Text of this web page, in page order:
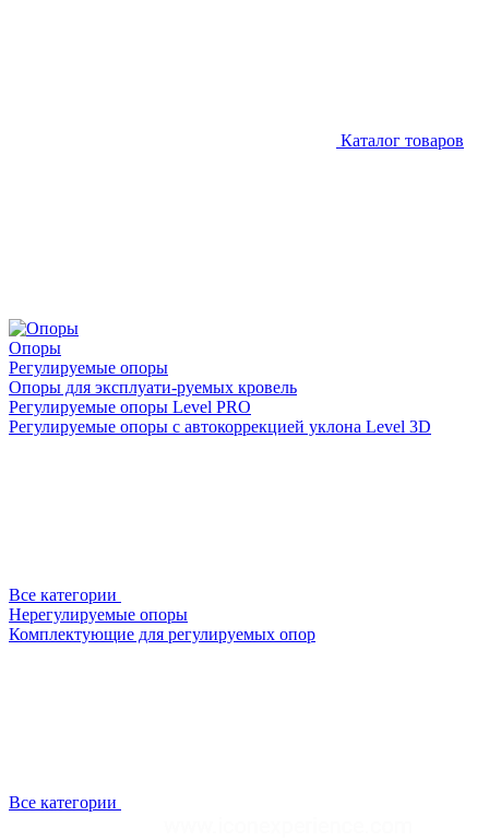
Каталог товаров
Опоры
Регулируемые опоры
Опоры для эксплуати-руемых кровель
Регулируемые опоры Level PRO
Регулируемые опоры с автокоррекцией уклона Level 3D
Все категории
Нерегулируемые опоры
Комплектующие для регулируемых опор
Все категории